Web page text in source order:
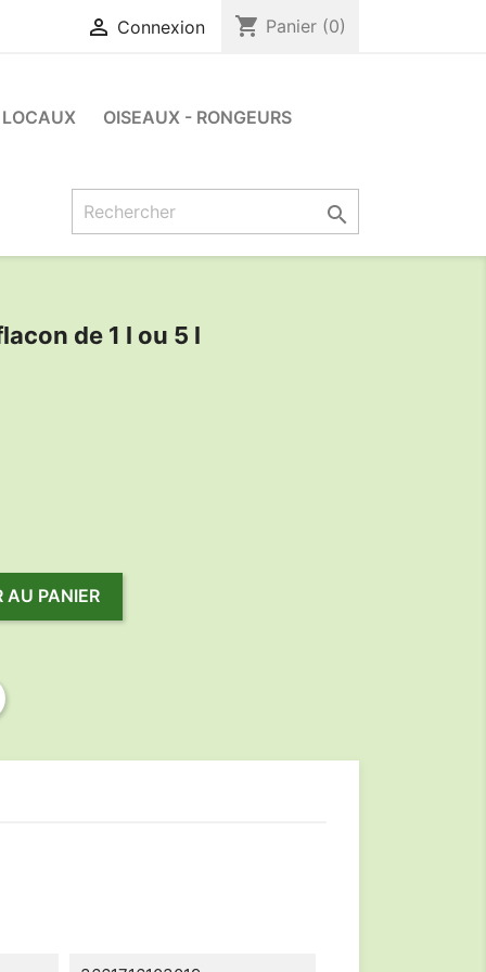
 Connexion shopping_cart Panier (0)
LOCAUX
OISEAUX - RONGEURS

de 1 l ou 5 l
AU PANIER